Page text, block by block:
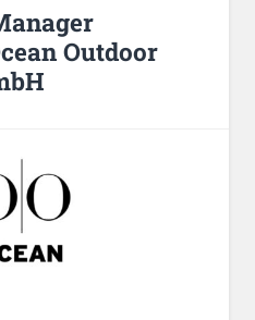
Outdoor